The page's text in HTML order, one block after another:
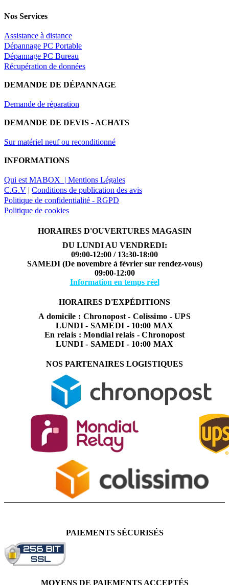
Nos Services
Assistance à distance
Dépannage PC Portable
Dépannage PC Bureau
Récupération de données
DEMANDE DE DÉPANNAGE
Demande de réparation
DEMANDE DE DEVIS - ACHATS
Sur matériel neuf ou reconditionné
INFORMATIONS
Qui est MABOX | Mentions Légales
C.G.V | Conditions de publication des avis
Politique de confidentialité - RGPD
Politique de cookies
HORAIRES D'OUVERTURES MAGASIN
DU LUNDI AU VENDREDI:
09:00-12:00 / 13:30-18:00
SAMEDI (De novembre à février sur rendez-vous)
09:00-12:00
Information en temps réel
HORAIRES D'EXPÉDITIONS
A domicile : Chronopost - Colissimo - UPS
LUNDI - SAMEDI - 10:00 MAX
En relais : Mondial relais - Chronopost
LUNDI - SAMEDI - 10:00 MAX
NOS PARTENAIRES LOGISTIQUES
PAIEMENTS SÉCURISÉS
MOYENS DE PAIEMENTS ACCEPTÉS